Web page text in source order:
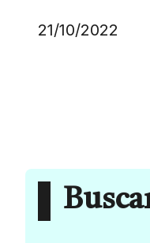
21/10/2022